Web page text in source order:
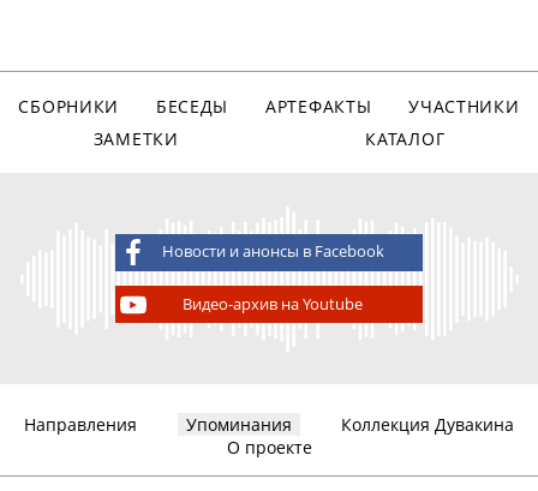
СБОРНИКИ БЕСЕДЫ АРТЕФАКТЫ
УЧАСТНИКИ
ЗАМЕТКИ
КАТАЛОГ
Новости и анонсы в Facebook
Видео-архив на Youtube
Направления Упоминания
Коллекция Дувакина
О проекте